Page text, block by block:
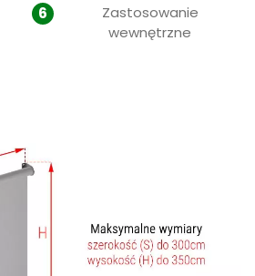
Zastosowanie
wewnętrzne